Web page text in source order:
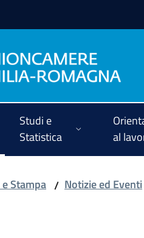
Studi e
Statistica
al
Stampa / Notizie ed Eventi